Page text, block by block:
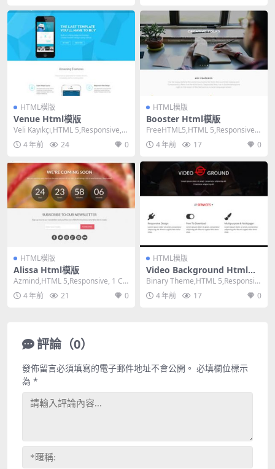
HTML模版
Venue Html模版
Veli Kayıkçı,HTML 5,Responsive,
Mixed Co...
4 年前 24 0
HTML模版
Booster Html模版
FreeHTML5,HTML 5,Responsive,
Mixed Colum...
4 年前 17 0
HTML模版
Alissa Html模版
Azmind,HTML 5,Responsive, 1 Col
umn,Dark ...
4 年前 21 0
HTML模版
Video Background Html模
版
Binary Theme,HTML 5,Responsiv
e, 3 Column...
4 年前 17 0
評論（0）
發佈留言必須填寫的電子郵件地址不會公開。 必填欄位標示
為 *